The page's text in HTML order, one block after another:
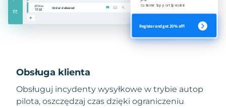
Obsługa klienta
Obsługuj incydenty wysyłkowe w trybie autop
pilota, oszczędzaj czas dzięki ograniczeniu